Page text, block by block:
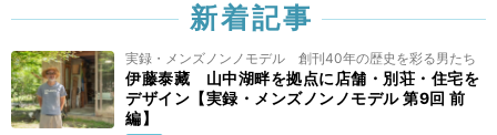
新着記事
実録・メンズノンノモデル 創刊40年の歴史を彩る男たち
伊藤泰藏 山中湖畔を拠点に店舗・別荘・住宅を
デザイン【実録・メンズノンノモデル 第9回 前
編】